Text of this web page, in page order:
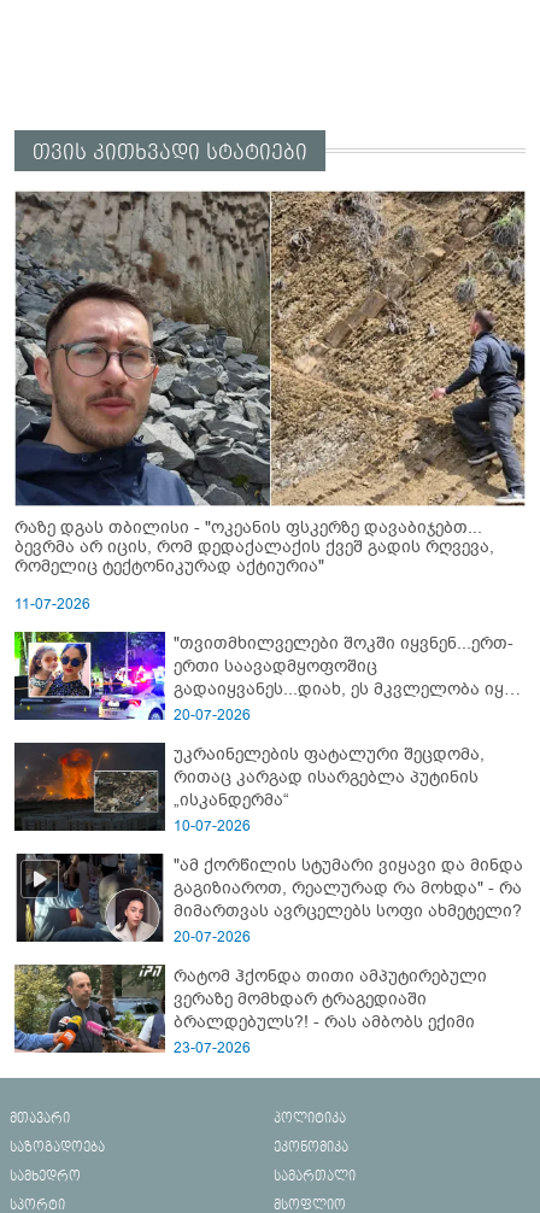
თვის კითხვადი სტატიები
რაზე დგას თბილისი - "ოკეანის ფსკერზე დავაბიჯებთ...
ბევრმა არ იცის, რომ დედაქალაქის ქვეშ გადის რღვევა,
რომელიც ტექტონიკურად აქტიურია"
11-07-2026
"თვითმხილველები შოკში იყვნენ...ერთ-
ერთი საავადმყოფოშიც
გადაიყვანეს...დიახ, ეს მკვლელობა იყო"
- გორში დატრიალებული ტრაგედიის
20-07-2026
უკრაინელების ფატალური შეცდომა,
რითაც კარგად ისარგებლა პუტინის
„ისკანდერმა“
10-07-2026
"ამ ქორწილის სტუმარი ვიყავი და მინდა
გაგიზიაროთ, რეალურად რა მოხდა" - რა
მიმართვას ავრცელებს სოფი ახმეტელი?
20-07-2026
რატომ ჰქონდა თითი ამპუტირებული
ვერაზე მომხდარ ტრაგედიაში
ბრალდებულს?! - რას ამბობს ექიმი
23-07-2026
მთავარი
პოლიტიკა
საზოგადოება
ეკონომიკა
სამხედრო
სამართალი
სპორტი
მსოფლიო